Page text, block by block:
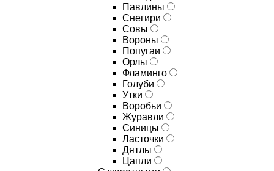
Павлины
Снегири
Совы
Вороны
Попугаи
Орлы
Фламинго
Голуби
Утки
Воробьи
Журавли
Синицы
Ласточки
Дятлы
Цапли